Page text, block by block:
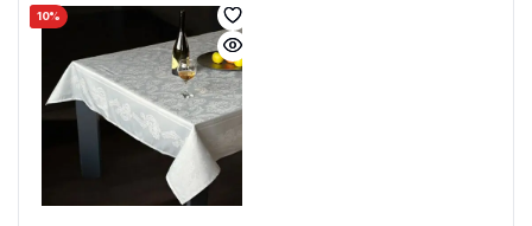
10%